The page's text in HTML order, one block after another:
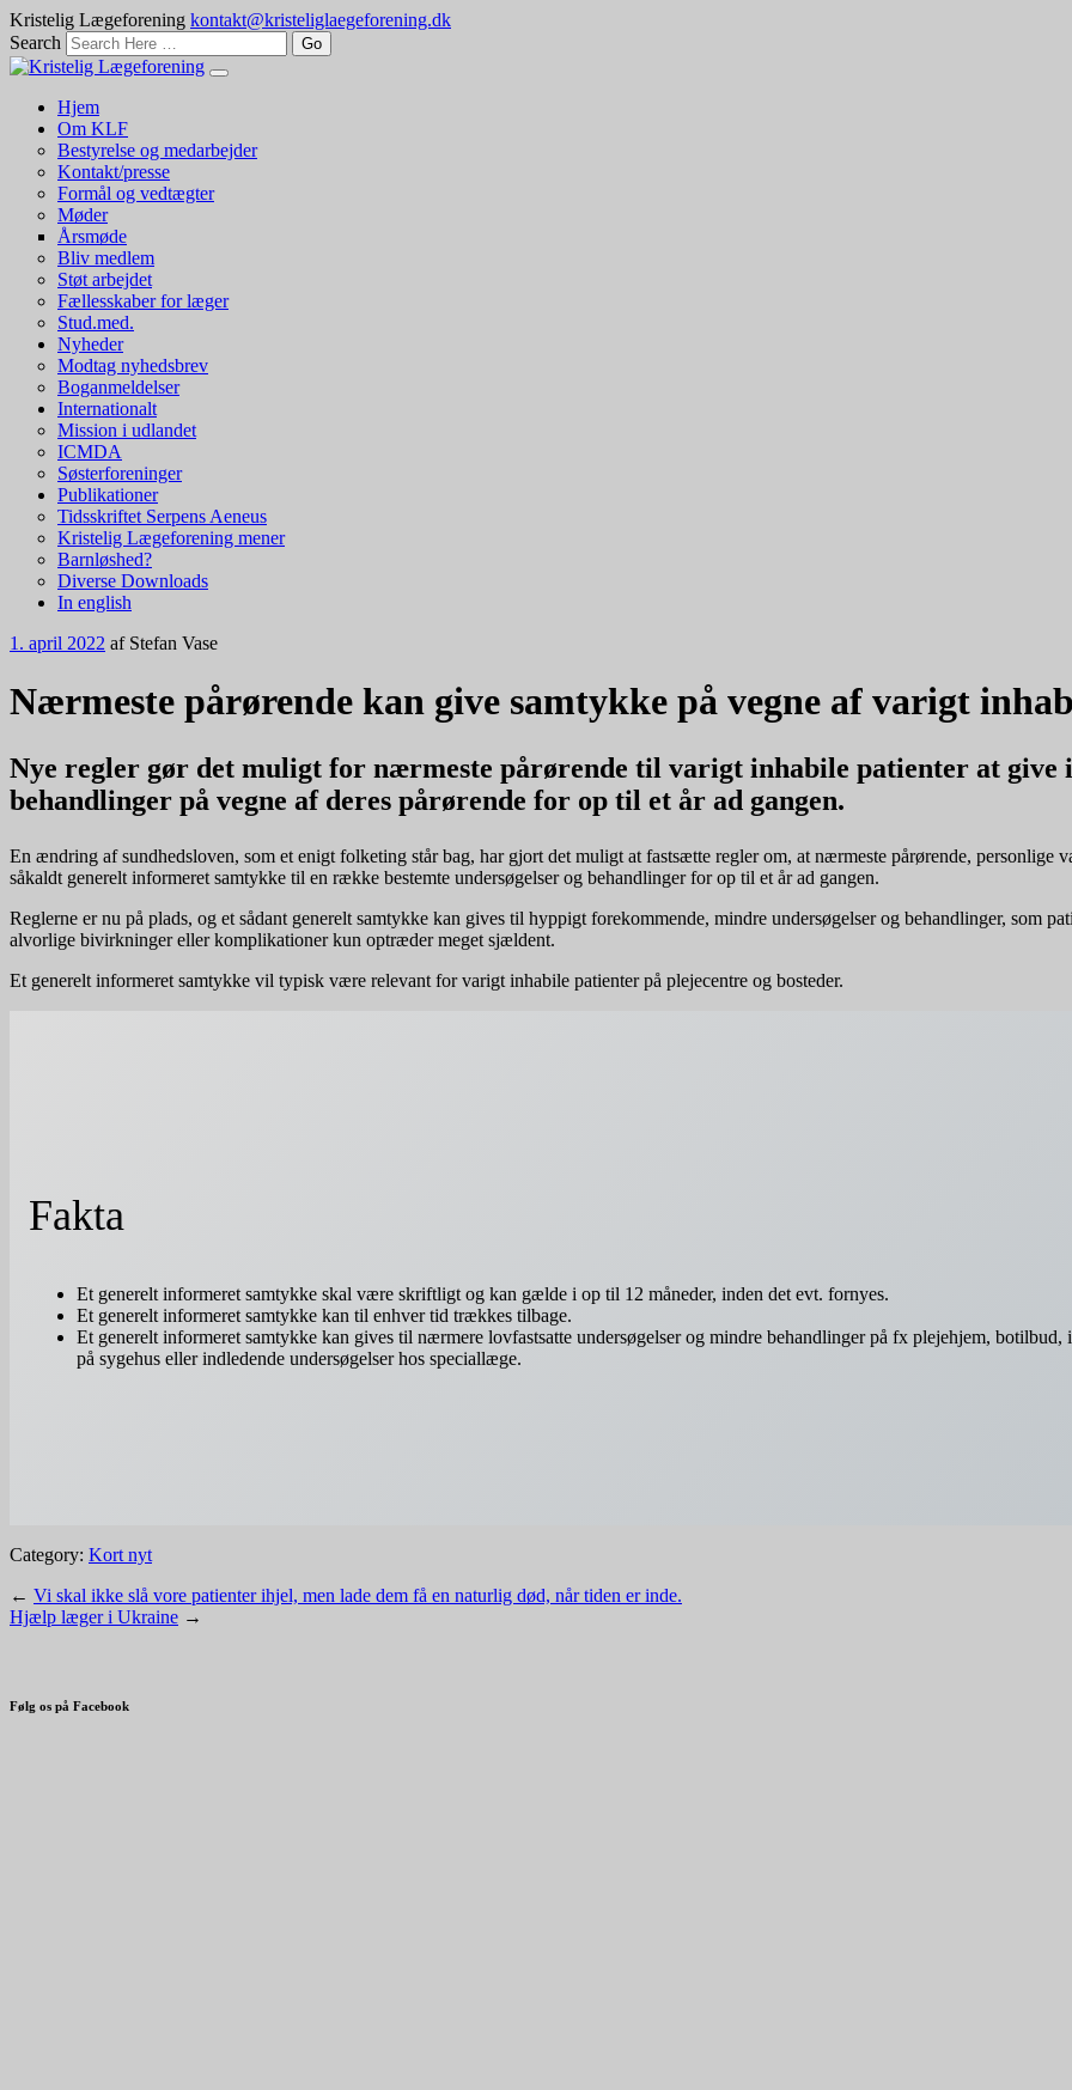
Kristelig Lægeforening kontakt@kristeliglaegeforening.dk
Search
Hjem
Om KLF
Bestyrelse og medarbejder
Kontakt/presse
Formål og vedtægter
Møder
Årsmøde
Bliv medlem
Støt arbejdet
Fællesskaber for læger
Stud.med.
Nyheder
Modtag nyhedsbrev
Boganmeldelser
Internationalt
Mission i udlandet
ICMDA
Søsterforeninger
Publikationer
Tidsskriftet Serpens Aeneus
Kristelig Lægeforening mener
Barnløshed?
Diverse Downloads
In english
1. april 2022 afStefan Vase
Nærmeste pårørende kan give samtykke på vegne af varigt
Nye regler gør det muligt for nærmeste pårørende til varigt inhabile patienter at
behandlinger på vegne af deres pårørende for op til et år ad gangen.
En ændring af sundhedsloven, som et enigt folketing står bag, har gjort det muligt at fastsætte regler om, at nærmeste pårørende,
såkaldt generelt informeret samtykke til en række bestemte undersøgelser og behandlinger for op til et år ad gangen.
Reglerne er nu på plads, og et sådant generelt samtykke kan gives til hyppigt forekommende, mindre undersøgelser og behandlinger, som
alvorlige bivirkninger eller komplikationer kun optræder meget sjældent.
Et generelt informeret samtykke vil typisk være relevant for varigt inhabile patienter på plejecentre og bosteder.
Fakta
Et generelt informeret samtykke skal være skriftligt og kan gælde i op til 12 måneder, inden det evt. fornyes.
Et generelt informeret samtykke kan til enhver tid trækkes tilbage.
Et generelt informeret samtykke kan gives til nærmere lovfastsatte undersøgelser og mindre behandlinger på fx plejehjem,
på sygehus eller indledende undersøgelser hos speciallæge.
Category: Kort nyt
← Vi skal ikke slå vore patienter ihjel, men lade dem få en naturlig død, når tiden er inde.
Hjælp læger i Ukraine →
Følg os på Facebook